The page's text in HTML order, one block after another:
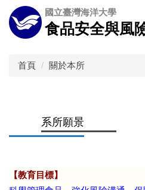
跳
到
主
國立臺灣海洋大學
食品安全與風
首頁 關於本所
系所願景
【教育目標】